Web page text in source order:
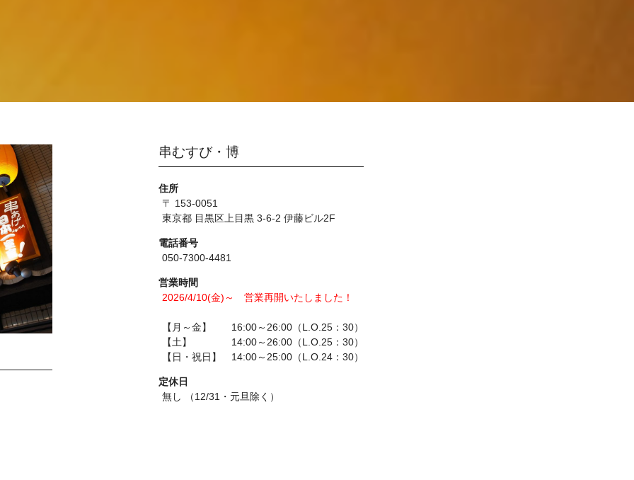
串むすび・博
住所
〒 153-0051
東京都 目黒区上目黒 3-6-2 伊藤ビル2F
電話番号
050-7300-4481
営業時間
2026/4/10(金)～ 営業再開いたしました！
【月～金】 16:00～26:00（L.O.25：30）
【土】 14:00～26:00（L.O.25：30）
【日・祝日】 14:00～25:00（L.O.24：30）
定休日
無し （12/31・元旦除く）